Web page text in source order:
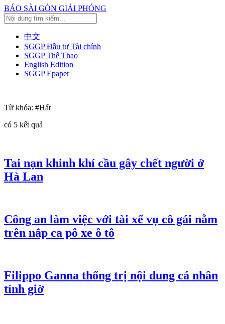
BÁO SÀI GÒN GIẢI PHÓNG
中文
SGGP Đầu tư Tài chính
SGGP Thể Thao
English Edition
SGGP Epaper
Từ khóa: #Hất
có 5 kết quả
Tai nạn khinh khí cầu gây chết người ở
Hà Lan
Công an làm việc với tài xế vụ cô gái nằm
trên nắp ca pô xe ô tô
Filippo Ganna thống trị nội dung cá nhân
tính giờ